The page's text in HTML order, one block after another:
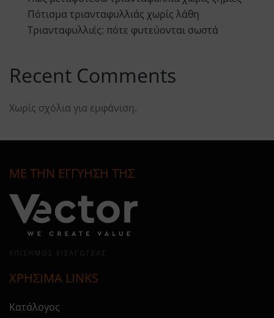
Πότισμα τριανταφυλλιάς χωρίς λάθη
Τριανταφυλλιές: πότε φυτεύονται σωστά
Recent Comments
Χωρίς σχόλια για εμφάνιση.
ΜΕ ΤΗΝ ΕΓΓΥΗΣΗ ΤΗΣ
ΕΠΊΣΗΜΟΣ ΕΙΣΑΓΩΓΈΑΣ
ΧΡΗΣΙΜΑ LINKS
Κατάλογος